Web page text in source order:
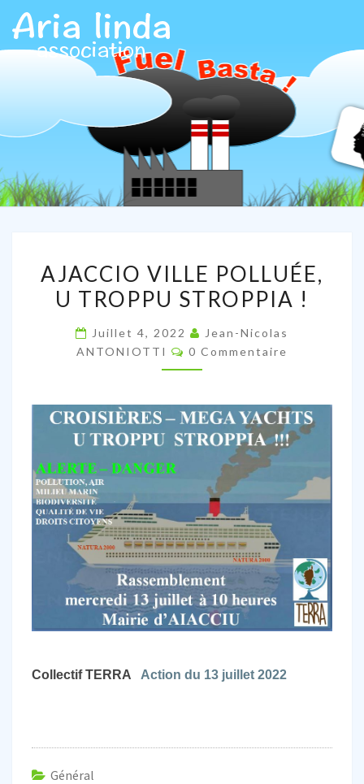
Association
Aria Linda
VILLE
POLLUÉE,
TROPPU
STROPPIA
AJACCIO VILLE POLLUÉE,
U TROPPU STROPPIA !
Juillet 4, 2022
Jean-Nicolas
ANTONIOTTI
Commentaires
0 Commentaire
Collectif TERRA Action du 13 juillet 2022
Général